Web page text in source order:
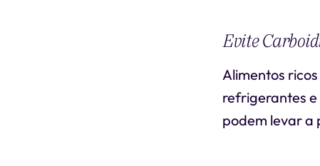
Evite
Alimentos
refrigerantes e
podem levar a